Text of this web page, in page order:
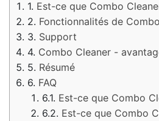
Est-ce que Combo
Fonctionnalités de
Support
Combo Cleaner -
Résumé
FAQ
Est-ce que Combo
Est-ce que Combo